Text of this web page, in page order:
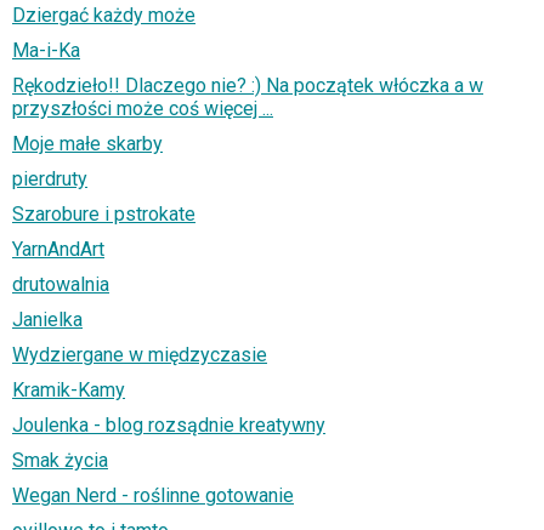
Dziergać każdy może
Ma-i-Ka
Rękodzieło!! Dlaczego nie? :) Na początek włóczka a w
przyszłości może coś więcej ...
Moje małe skarby
pierdruty
Szarobure i pstrokate
YarnAndArt
drutowalnia
Janielka
Wydziergane w międzyczasie
Kramik-Kamy
Joulenka - blog rozsądnie kreatywny
Smak życia
Wegan Nerd - roślinne gotowanie